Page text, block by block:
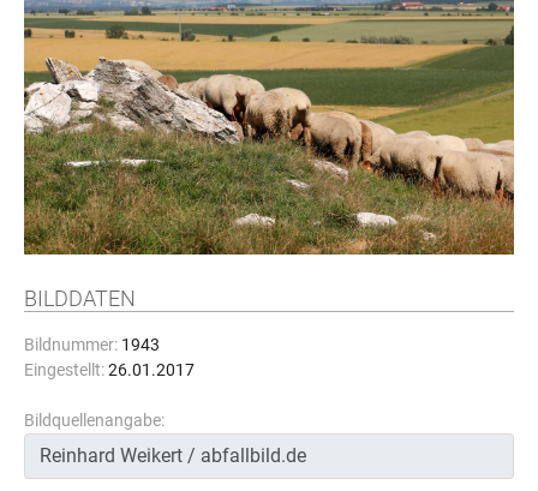
BILDDATEN
Bildnummer: 1943
Eingestellt:26.01.2017
Bildquellenangabe: